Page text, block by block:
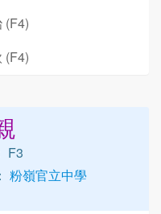
(F4)
(F4)
F3
粉嶺官立中學